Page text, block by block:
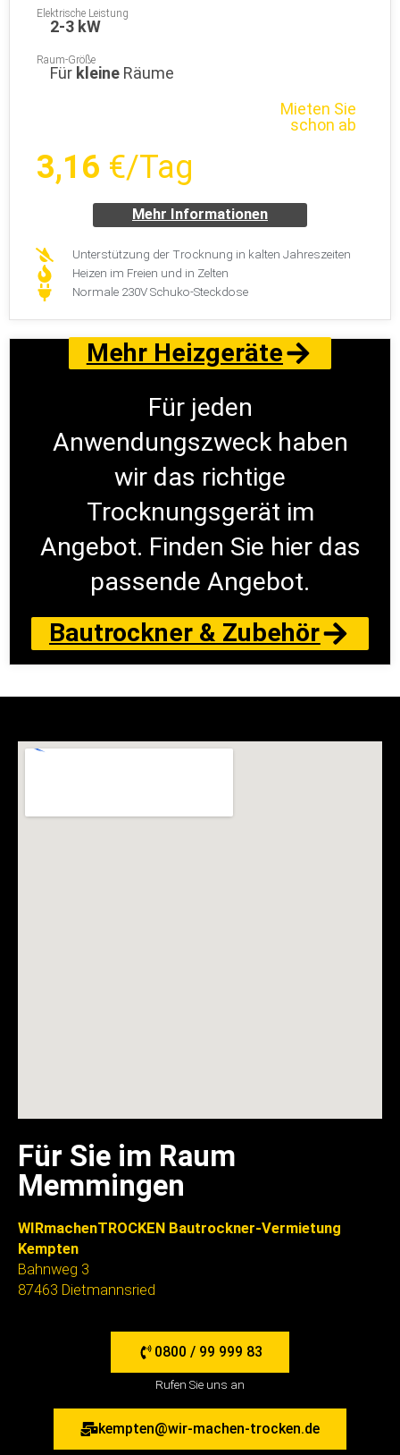
Elektrische Leistung
2-3 kW
Raum-Größe
Für kleine Räume
Mieten Sie
schon ab
3,16 €/Tag
Mehr Informationen
Unterstützung der Trocknung in kalten Jahreszeiten
Heizen im Freien und in Zelten
Normale 230V Schuko-Steckdose
Mehr Heizgeräte
Für jeden
Anwendungszweck haben
wir das richtige
Trocknungsgerät im
Angebot. Finden Sie hier das
passende Angebot.
Bautrockner & Zubehör
Für Sie im Raum
Memmingen
WIRmachenTROCKEN Bautrockner-Vermietung
Kempten
Bahnweg 3
87463 Dietmannsried
0800 / 99 999 83
Rufen Sie uns an
kempten@wir-machen-trocken.de